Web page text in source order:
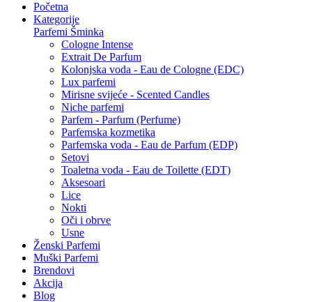
Početna
Kategorije
Parfemi Šminka
Cologne Intense
Extrait De Parfum
Kolonjska voda - Eau de Cologne (EDC)
Lux parfemi
Mirisne svijeće - Scented Candles
Niche parfemi
Parfem - Parfum (Perfume)
Parfemska kozmetika
Parfemska voda - Eau de Parfum (EDP)
Setovi
Toaletna voda - Eau de Toilette (EDT)
Aksesoari
Lice
Nokti
Oči i obrve
Usne
Ženski Parfemi
Muški Parfemi
Brendovi
Akcija
Blog